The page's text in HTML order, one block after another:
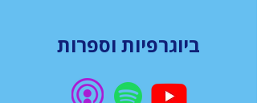
ביוגרפיות וספרות